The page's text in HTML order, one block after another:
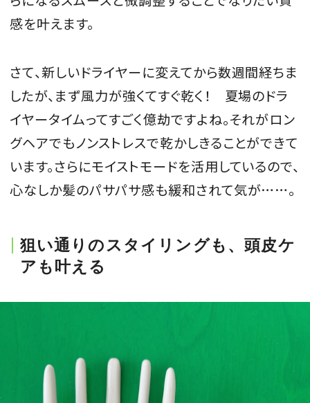
感を叶えます。
さて、新しいドライヤーに変えてから数週間経ちま
したが、まず風力が強くてすぐ乾く！ 夏場のドラ
イヤータイムってすごく億劫ですよね。それがロン
グヘアでもノンストレスで乾かしきることができて
います。さらにモイストモードを活用しているので、
心なしか髪のパサパサ感も緩和されて気が……。
狙い通りのスタイリングも、頭皮ケ
アも叶える